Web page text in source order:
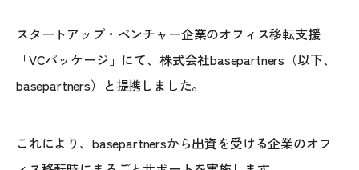
スタートアップ・ベンチャー企業のオフィス移転支援
「VCパッケージ」にて、株式会社basepartners（以下、
basepartners）と提携しました。
これにより、basepartnersから出資を受ける企業のオフ